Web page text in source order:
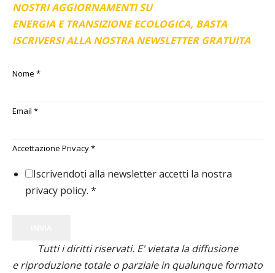
NOSTRI AGGIORNAMENTI SU
ENERGIA E TRANSIZIONE ECOLOGICA, BASTA
ISCRIVERSI ALLA NOSTRA NEWSLETTER GRATUITA
Nome *
Email *
Accettazione Privacy*
Iscrivendoti alla newsletter accetti la nostra
privacy policy. *
Tutti i diritti riservati. E' vietata la diffusione
e riproduzione totale o parziale in qualunque formato